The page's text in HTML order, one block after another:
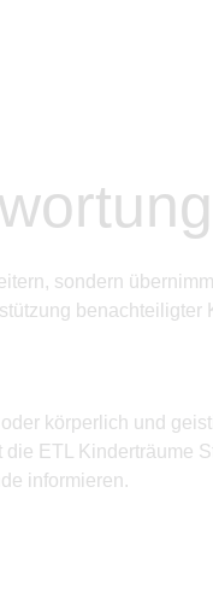
sondern
körperlich und
ETL Kinderträume
informieren.